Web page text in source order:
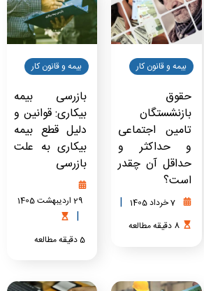
بیمه و قانون کار
حقوق
بازنشستگان
تامین اجتماعی
و حداکثر و
حداقل آن چقدر
است؟
7 خرداد 1405 |
8 دقیقهمطالعه
بیمه و قانون کار
بازرسی بیمه
بیکاری: قوانین و
دلیل قطع بیمه
بیکاری به علت
بازرسی
29 اردیبهشت 1405
|
5دقیقهمطالعه